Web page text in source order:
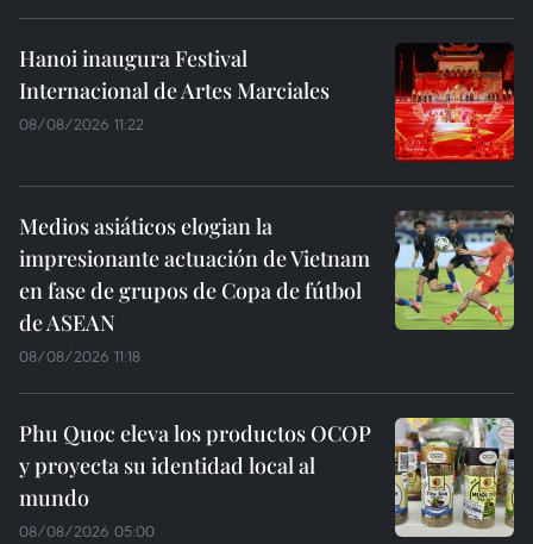
Hanoi inaugura Festival
Internacional de Artes Marciales
08/08/2026 11:22
Medios asiáticos elogian la
impresionante actuación de Vietnam
en fase de grupos de Copa de fútbol
de ASEAN
08/08/2026 11:18
Phu Quoc eleva los productos OCOP
y proyecta su identidad local al
mundo
08/08/2026 05:00